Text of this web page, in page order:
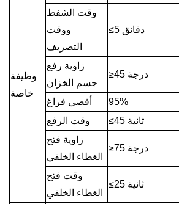
وظيفة
خاصة
وقت الشفط
ووقت
التصريف
≤5 دقائق
زاوية رفع
جسم الخزان
≥45 درجة
أقصى فراغ
95%
وقت الرفع
≤45 ثانية
زاوية فتح
الغطاء الخلفي
≥75 درجة
وقت فتح
الغطاء الخلفي
≤25 ثانية